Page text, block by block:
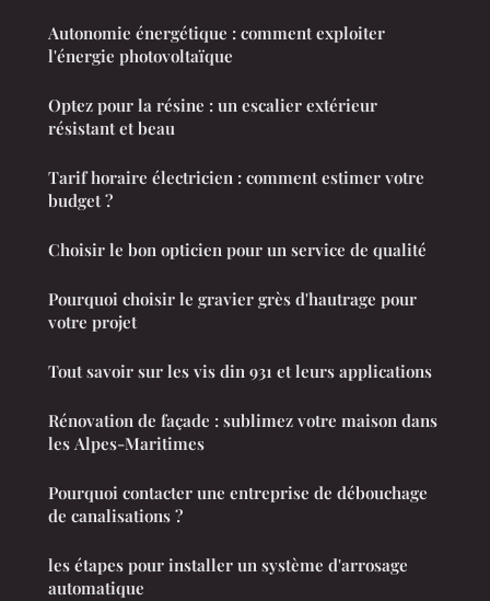
Autonomie énergétique : comment exploiter
l'énergie photovoltaïque
Optez pour la résine : un escalier extérieur
résistant et beau
Tarif horaire électricien : comment estimer votre
budget ?
Choisir le bon opticien pour un service de qualité
Pourquoi choisir le gravier grès d'hautrage pour
votre projet
Tout savoir sur les vis din 931 et leurs applications
Rénovation de façade : sublimez votre maison dans
les Alpes-Maritimes
Pourquoi contacter une entreprise de débouchage
de canalisations ?
les étapes pour installer un système d'arrosage
automatique